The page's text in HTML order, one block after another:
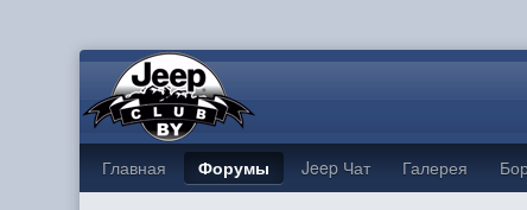
Главная Форумы Jeep Чат Галерея